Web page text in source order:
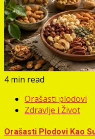
4 min read
Orašasti plodovi
Zdravlje i Život
Orašasti Plodovi Kao